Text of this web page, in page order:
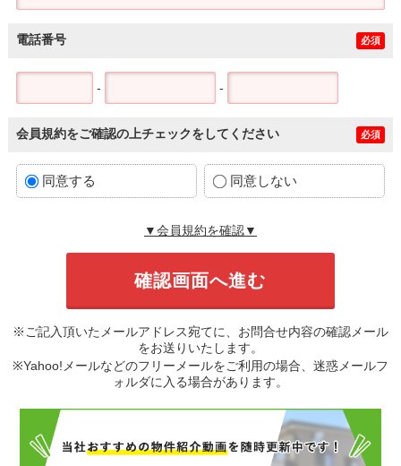
電話番号 必須
- -
会員規約をご確認の上チェックをしてください 必須
同意する 同意しない
▼会員規約を確認▼
※ご記入頂いたメールアドレス宛てに、お問合せ内容の確認メール
をお送りいたします。
※Yahoo!メールなどのフリーメールをご利用の場合、迷惑メールフ
ォルダに入る場合があります。